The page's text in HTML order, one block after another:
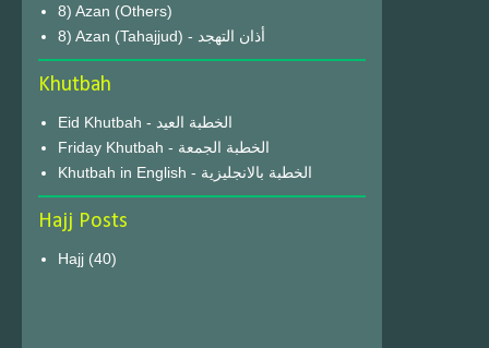
8) Azan (Others)
8) Azan (Tahajjud) - أذان التهجد
Khutbah
Eid Khutbah - الخطبة العيد
Friday Khutbah - الخطبة الجمعة
Khutbah in English - الخطبة بالانجليزية
Hajj Posts
Hajj (40)